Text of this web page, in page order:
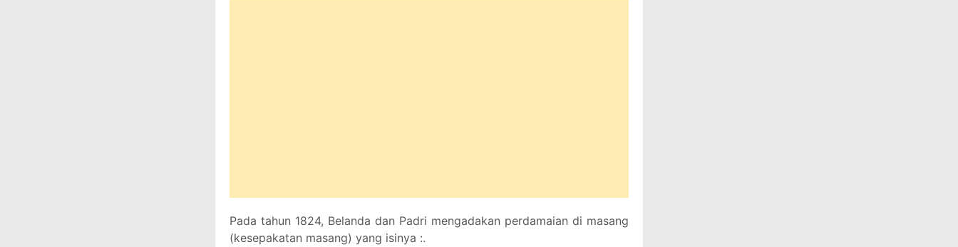
Pada tahun 1824, Belanda dan Padri mengadakan perdamaian di masang
(kesepakatan masang) yang isinya :.